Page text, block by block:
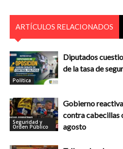
ARTÍCULOS RELACIONADOS
Política
Diputados
de la tasa de
Seguridad y
Orden Público
Gobierno
contra cabecillas
agosto